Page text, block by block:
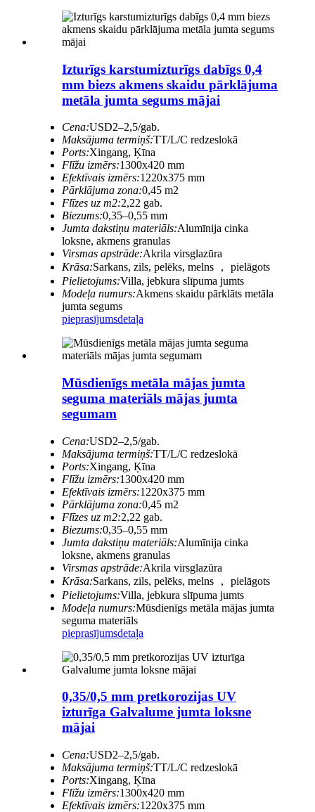
Izturīgs karstumizturīgs dabīgs 0,4
mm biezs akmens skaidu pārklājuma
metāla jumta segums mājai
Cena:USD2–2,5/gab.
Maksājuma termiņš:TT/L/C redzeslokā
Ports:Xingang, Ķīna
Flīžu izmērs:1300x420 mm
Efektīvais izmērs:1220x375 mm
Pārklājuma zona:0,45 m2
Flīzes uz m2:2,22 gab.
Biezums:0,35–0,55 mm
Jumta dakstiņu materiāls:Alumīnija cinka
loksne, akmens granulas
Virsmas apstrāde:Akrila virsglazūra
Krāsa:Sarkans, zils, pelēks, melns ， pielāgots
Pielietojums:Villa, jebkura slīpuma jumts
Modeļa numurs:Akmens skaidu pārklāts metāla
jumta segums
pieprasījumsdetaļa
Mūsdienīgs metāla mājas jumta
seguma materiāls mājas jumta
segumam
Cena:USD2–2,5/gab.
Maksājuma termiņš:TT/L/C redzeslokā
Ports:Xingang, Ķīna
Flīžu izmērs:1300x420 mm
Efektīvais izmērs:1220x375 mm
Pārklājuma zona:0,45 m2
Flīzes uz m2:2,22 gab.
Biezums:0,35–0,55 mm
Jumta dakstiņu materiāls:Alumīnija cinka
loksne, akmens granulas
Virsmas apstrāde:Akrila virsglazūra
Krāsa:Sarkans, zils, pelēks, melns ， pielāgots
Pielietojums:Villa, jebkura slīpuma jumts
Modeļa numurs:Mūsdienīgs metāla mājas jumta
seguma materiāls
pieprasījumsdetaļa
0,35/0,5 mm pretkorozijas UV
izturīga Galvalume jumta loksne
mājai
Cena:USD2–2,5/gab.
Maksājuma termiņš:TT/L/C redzeslokā
Ports:Xingang, Ķīna
Flīžu izmērs:1300x420 mm
Efektīvais izmērs:1220x375 mm